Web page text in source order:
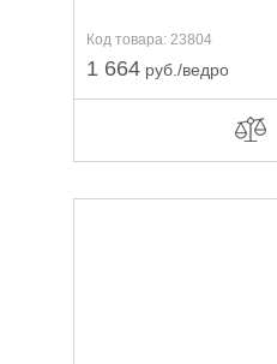
Код товара: 23804
1 664 руб./ведро